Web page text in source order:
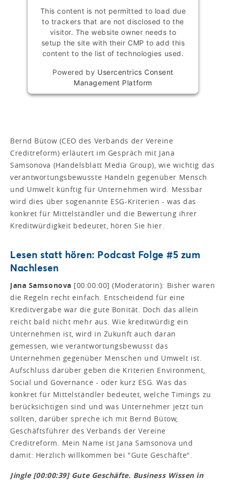
This content is not permitted to load due
to trackers that are not disclosed to the
visitor. The website owner needs to
setup the site with their CMP to add this
content to the list of technologies used.
Powered by Usercentrics Consent
Management Platform
Bernd Bütow (CEO des Verbands der Vereine
Creditreform) erläutert im Gespräch mit Jana
Samsonova (Handelsblatt Media Group), wie wichtig das
verantwortungsbewusste Handeln gegenüber Mensch
und Umwelt künftig für Unternehmen wird. Messbar
wird dies über sogenannte ESG-Kriterien - was das
konkret für Mittelständler und die Bewertung ihrer
Kreditwürdigkeit bedeutet, hören Sie hier.
Lesen statt hören: Podcast Folge #5 zum
Nachlesen
Jana Samsonova [00:00:00] (Moderatorin): Bisher waren
die Regeln recht einfach. Entscheidend für eine
Kreditvergabe war die gute Bonität. Doch das allein
reicht bald nicht mehr aus. Wie kreditwürdig ein
Unternehmen ist, wird in Zukunft auch daran
gemessen, wie verantwortungsbewusst das
Unternehmen gegenüber Menschen und Umwelt ist.
Aufschluss darüber geben die Kriterien Environment,
Social und Governance - oder kurz ESG. Was das
konkret für Mittelständler bedeutet, welche Timings zu
berücksichtigen sind und was Unternehmer jetzt tun
sollten, darüber spreche ich mit Bernd Bütow,
Geschäftsführer des Verbands der Vereine
Creditreform. Mein Name ist Jana Samsonova und
damit: Herzlich willkommen bei "Gute Geschäfte".
Jingle [00:00:39] Gute Geschäfte. Business Wissen in